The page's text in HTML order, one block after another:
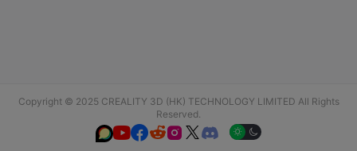
Copyright © 2025 CREALITY 3D (HK) TECHNOLOGY LIMITED All Rights
Reserved.
  